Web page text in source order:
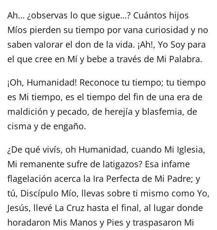
Ah… ¿observas lo que sigue…? Cuántos hijos
Míos pierden su tiempo por vana curiosidad y no
saben valorar el don de la vida. ¡Ah!, Yo Soy para
el que cree en Mí y bebe a través de Mi Palabra.
¡Oh, Humanidad! Reconoce tu tiempo; tu tiempo
es Mi tiempo, es el tiempo del fin de una era de
maldición y pecado, de herejía y blasfemia, de
cisma y de engaño.
¿De qué vivís, oh Humanidad, cuando Mi Iglesia,
Mi remanente sufre de latigazos? Esa infame
flagelación acerca la Ira Perfecta de Mi Padre; y
tú, Discípulo Mío, llevas sobre ti mismo como Yo,
Jesús, llevé La Cruz hasta el final, al lugar donde
horadaron Mis Manos y Pies y traspasaron Mi